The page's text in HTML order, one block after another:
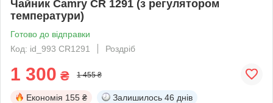
Чайник Camry CR 1291 (з регулятором
температури)
Готово до відправки
Код: id_993 CR1291
Роздріб
1 300 ₴ 1 455 ₴
Економія 155 ₴ Залишилось 46 днів